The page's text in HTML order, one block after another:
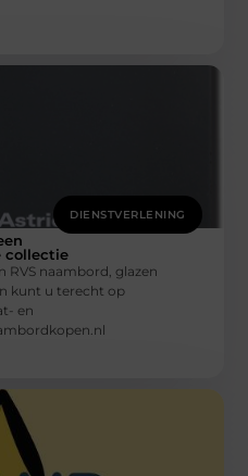
DIENSTVERLENING
collectie
RVS naambord, glazen
kunt u terecht op
en